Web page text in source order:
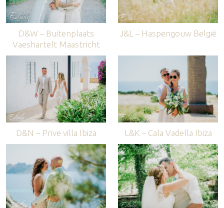
D&W – Buitenplaats
Vaeshartelt Maastricht
J&L – Haspengouw België
D&N – Prive villa Ibiza L&K – Cala Vadella Ibiza